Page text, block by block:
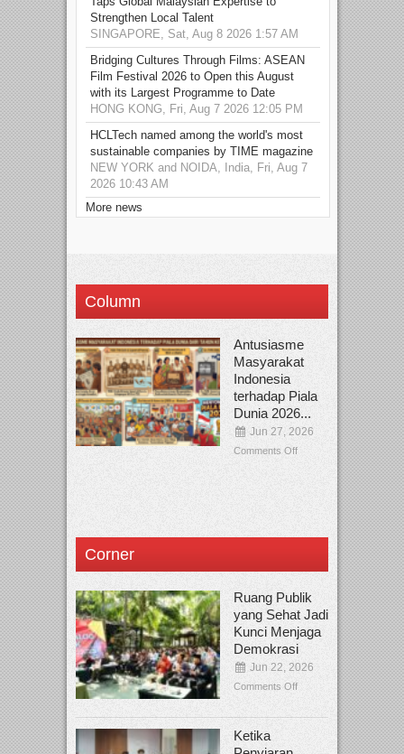
Strengthen Local Talent
SINGAPORE, Sat, Aug 8 2026 1:57 AM
Bridging Cultures Through Films: ASEAN
Film Festival 2026 to Open this August
with its Largest Programme to Date
HONG KONG, Fri, Aug 7 2026 12:05 PM
HCLTech named among the world's most
sustainable companies by TIME magazine
NEW YORK and NOIDA, India, Fri, Aug 7
2026 10:43 AM
More news
Column
Antusiasme
Masyarakat
Indonesia
terhadap Piala
Dunia 2026...
Jun 27, 2026
Comments Off
Corner
Ruang Publik
yang Sehat Jadi
Kunci Menjaga
Demokrasi
Jun 22, 2026
Comments Off
Ketika